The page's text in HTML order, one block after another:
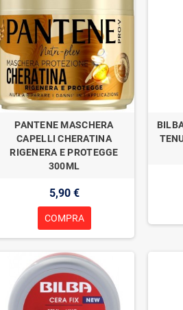
PANTENE MASCHERA
CAPELLI CHERATINA
RIGENERA E PROTEGGE
300ML
5,90 €
COMPRA